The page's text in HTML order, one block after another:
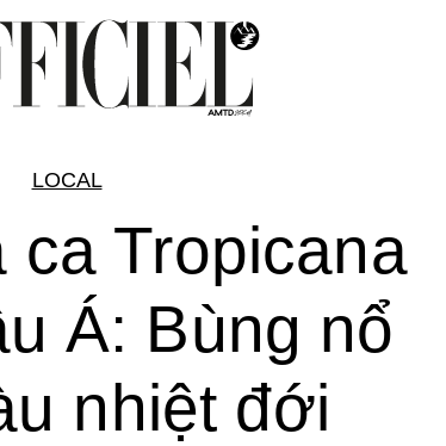
LOCAL
ca Tropicana
Á: Bùng nổ
nhiệt đới